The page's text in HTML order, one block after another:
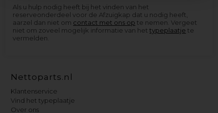
Als u hulp nodig heeft bij het vinden van het
reserveonderdeel voor de Afzuigkap dat u nodig heeft,
aarzel dan niet om contact met ons op te nemen. Vergeet
niet om zoveel mogelijk informatie van hettypeplaatje te
vermelden.
Nettoparts.nl
Klantenservice
Vind het typeplaatje
Over ons